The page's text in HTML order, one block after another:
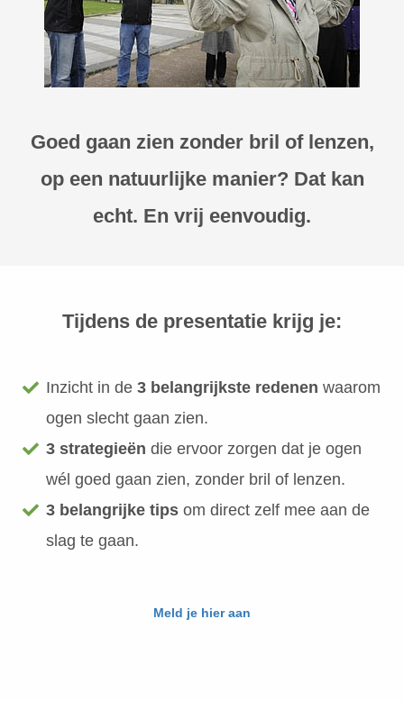
Goed gaan zien zonder bril of lenzen,
op een natuurlijke manier? Dat kan
echt. En vrij eenvoudig.
Tijdens de presentatie krijg je:
Inzicht in de3 belangrijkste redenen waarom
ogen slecht gaan zien.
3 strategieën die ervoor zorgen dat je ogen
wél goed gaan zien, zonder bril of lenzen.
3 belangrijke tips om direct zelf mee aan de
slag te gaan.
Meld je hier aan